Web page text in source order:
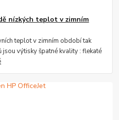
nízkých teplot v zimním
teplot v zimním období tak
výtisky špatné kvality : flekaté